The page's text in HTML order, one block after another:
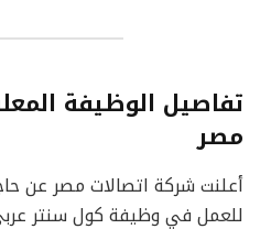
تفاصيل الوظيفة
مصر
للعمل في وظيفة كول سنتر